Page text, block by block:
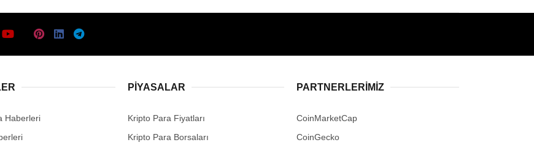
Haberleri
PIYASALAR
Kripto Para Fiyatları
Kripto Para Borsaları
PARTNERLERIMIZ
CoinMarketCap
CoinGecko